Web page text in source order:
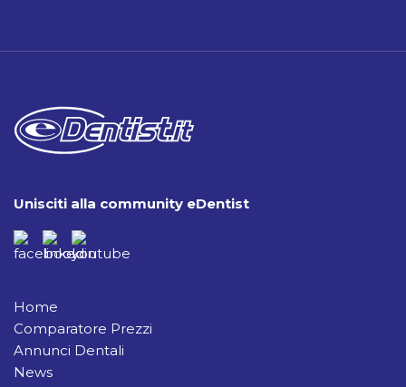
Unisciti alla community eDentist
Home
Comparatore Prezzi
Annunci Dentali
News